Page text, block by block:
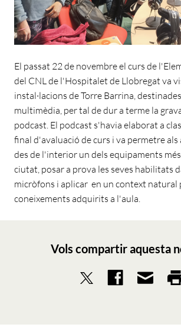
El passat 22 de novembre el curs de
del CNL de l'Hospitalet de Llobregat va
instal·lacions de Torre Barrina,
multimèdia, per tal de dur a terme la
podcast. El podcast s'havia elaborat a
final d'avaluació de curs i va permetre
des de l'interior un dels equipaments
ciutat, posar a prova les seves habilitats
micròfons i aplicar en un context natural
coneixements adquirits a l'aula.
Vols compartir aquesta